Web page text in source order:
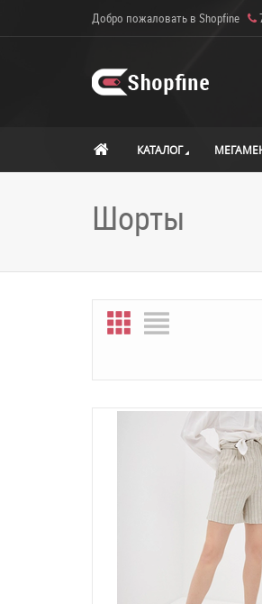
Добро пожаловать в Shopfine
КАТАЛОГ
Шорты